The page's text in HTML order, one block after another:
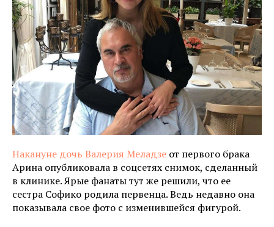
Накануне дочь Валерия Меладзе от первого брака
Арина опубликовала в соцсетях снимок, сделанный
в клинике. Ярые фанаты тут же решили, что ее
сестра Софико родила первенца. Ведь недавно она
показывала свое фото с изменившейся фигурой.